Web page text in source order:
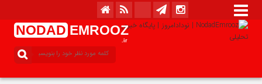
NODAD EMROOZ
.ir